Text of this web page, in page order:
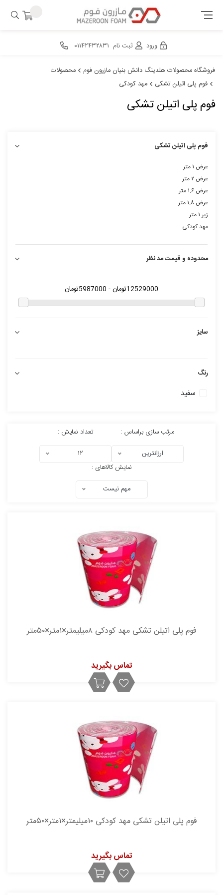
ورود ثبت نام ۰۱۱۴۲۴۳۲۸۳۱
فروشگاه محصولات هلدینگ دانش بنیان مازرون فوم
محصولات
فوم پلی اتیلن تشکی
مهد کودکی
فوم پلی اتیلن تشکی
فوم پلی اتیلن تشکی
عرض ۱ متر
عرض ۲ متر
عرض ۱.۶ متر
عرض ۱.۸ متر
زیر ۱ متر
مهد کودکی
محدوده و قیمت مد نظر
سایز
رنگ
سفید
مرتب سازی براساس :
ارزانترین
تعداد نمایش :
۱۲
نمایش کالاهای :
مهم نیست
فوم پلی اتیلن تشکی مهد کودکی ۸میلیمتر×۱متر×۵۰متر
تماس بگیرید
فوم پلی اتیلن تشکی مهد کودکی ۱۰میلیمتر×۱متر×۵۰متر
تماس بگیرید